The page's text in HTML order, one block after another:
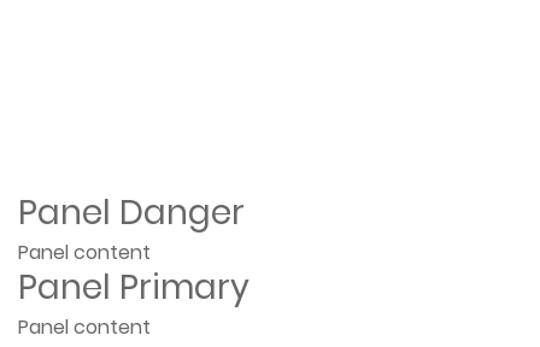
Panel Danger
Panel content
Panel Primary
Panel content